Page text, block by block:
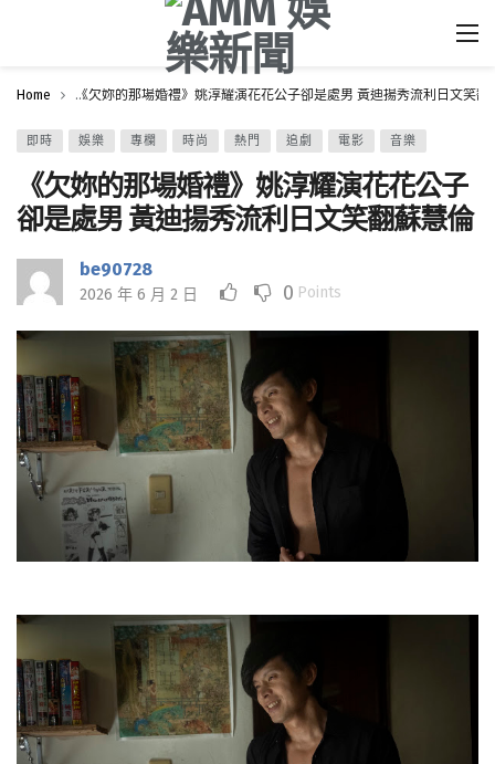
Home 《欠妳的那場婚禮》姚淳耀演花花公子卻是處男 黃迪揚秀流利日文笑翻
即時 娛樂 專欄 時尚 熱門 追劇 電影 音樂
《欠妳的那場婚禮》姚淳耀演花花公子
卻是處男 黃迪揚秀流利日文笑翻蘇慧倫
be90728
2026 年 6 月 2 日 0 Points